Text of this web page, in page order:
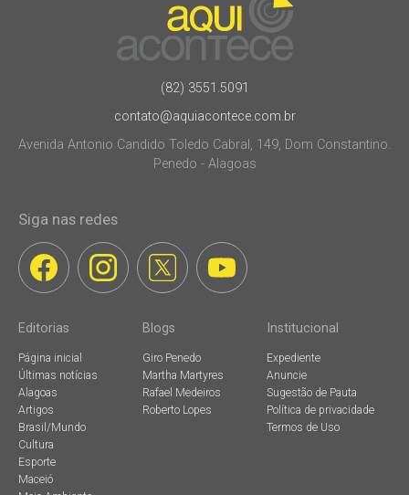
(82) 3551.5091
contato@aquiacontece.com.br
Avenida Antonio Candido Toledo Cabral, 149, Dom Constantino.
Penedo - Alagoas
Siga nas redes
Editorias
Página inicial
Últimas notícias
Alagoas
Artigos
Brasil/Mundo
Cultura
Esporte
Maceió
Blogs
Giro Penedo
Martha Martyres
Rafael Medeiros
Roberto Lopes
Institucional
Expediente
Anuncie
Sugestão de Pauta
Política de privacidade
Termos de Uso